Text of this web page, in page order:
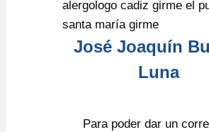
José Joaquín
Luna
Para poder dar un